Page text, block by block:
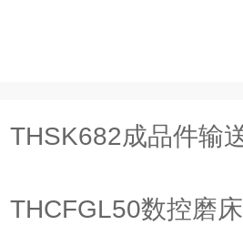
THSK682成品件输送
THCFGL50数控磨床胶